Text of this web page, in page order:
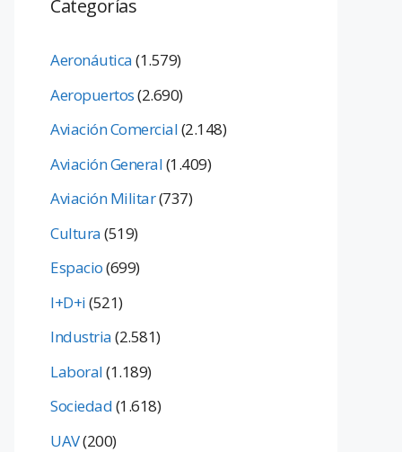
Categorías
Aeronáutica(1.579)
Aeropuertos(2.690)
Aviación Comercial(2.148)
Aviación General(1.409)
Aviación Militar(737)
Cultura(519)
Espacio(699)
I+D+i(521)
Industria(2.581)
Laboral(1.189)
Sociedad(1.618)
UAV(200)